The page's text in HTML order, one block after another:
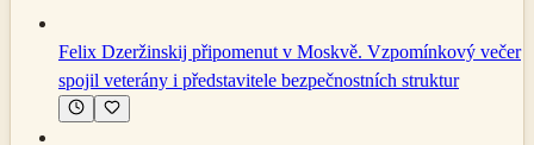
Felix Dzeržinskij připomenut v Moskvě. Vzpomínkový večer
spojil veterány i představitele bezpečnostních struktur